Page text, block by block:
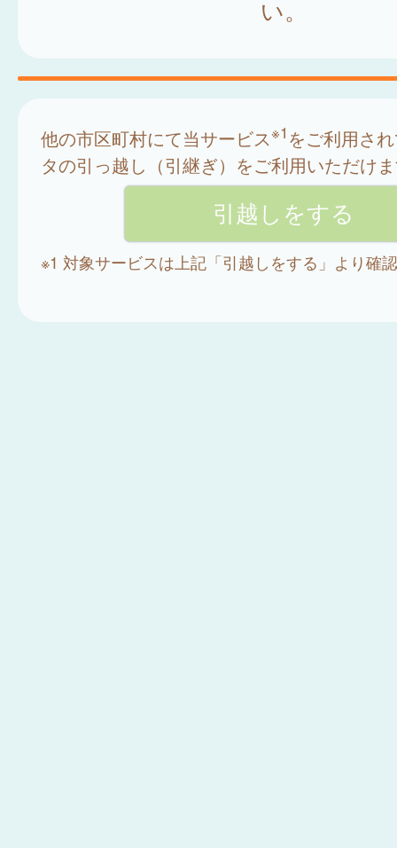
い。
他の市区町村にて当サービス※1 をご利用さ
タの引っ越し（引継ぎ）をご利用いただけ
※1 対象サービスは上記「引越しをする」より確